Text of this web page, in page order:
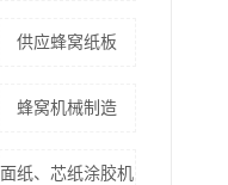
供应蜂窝纸板
蜂窝机械制造
面纸、芯纸涂胶机